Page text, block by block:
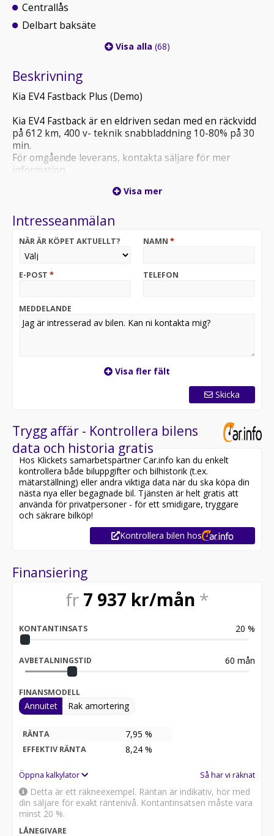
Centrallås
Delbart baksäte
Visa alla (68)
Beskrivning
Kia EV4 Fastback Plus (Demo)
Kia EV4 Fastback är en eldriven sedan med en räckvidd
på 612 km, 400 v- teknik snabbladdning 10-80% på 30
min.
För omgående leverans, kontakta säljare för mer
information.
Visa mer
Intresseanmälan
NÄR ÄR KÖPET AKTUELLT? NAMN *
E-POST * TELEFON
MEDDELANDE
Visa fler fält
Skicka
Trygg affär - Kontrollera bilens
data och historia gratis
Hos Klickets samarbetspartner Car.info kan du enkelt
kontrollera både biluppgifter och bilhistorik (t.ex.
mätarställning) eller andra viktiga data när du ska köpa din
nästa nya eller begagnade bil. Tjänsten är helt gratis att
använda för privatpersoner - för ett smidigare, tryggare
och säkrare bilköp!
Kontrollera bilen hos
Finansiering
fr 7 937 kr/mån *
KONTANTINSATS 20 %
AVBETALNINGSTID 60 mån
FINANSMODELL
Annuitet Rak amortering
RÄNTA 7,95 %
EFFEKTIV RÄNTA 8,24 %
Öppna kalkylator Så har vi räknat
Detta är ett räkneexempel. Räntan är indikativ, hör med
din säljare för exakt räntenivå. Kontantinsatsen måste vara
minst 20 %.
LÅNEGIVARE